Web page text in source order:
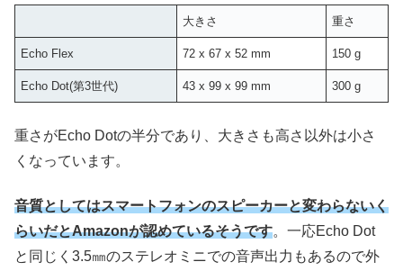
大きさ 重さ
Echo Flex 72 x 67 x 52 mm 150 g
Echo Dot(第3世代) 43 x 99 x 99 mm 300 g
重さがEcho Dotの半分であり、大きさも高さ以外は小さ
くなっています。
音質としてはスマートフォンのスピーカーと変わらないく
らいだとAmazonが認めているそうです。一応Echo Dot
と同じく3.5㎜のステレオミニでの音声出力もあるので外